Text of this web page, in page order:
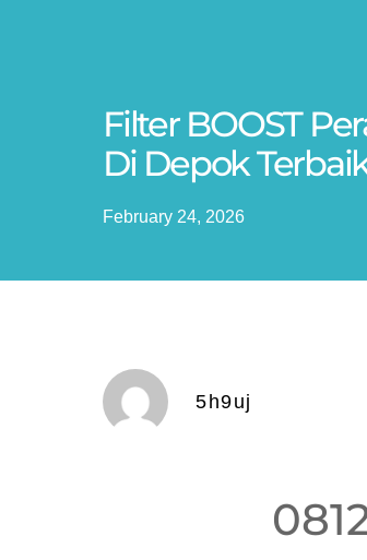
Filter BOOST
Di Depok
February 24, 2026
5h9uj